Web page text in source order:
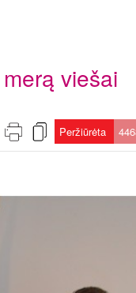
viešai
Peržiūrėta